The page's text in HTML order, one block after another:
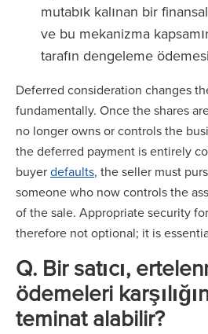
mutabık kalınan bir
ve bu mekanizma
tarafın dengeleme
Deferred consideration changes
fundamentally. Once the shares
no longer owns or controls the
the deferred payment is entirely
buyerdefaults, the seller must
someone who now controls the
of the sale. Appropriate security
therefore not optional; it is
Q. Bir satıcı,
ödemeleri
teminat alabilir?